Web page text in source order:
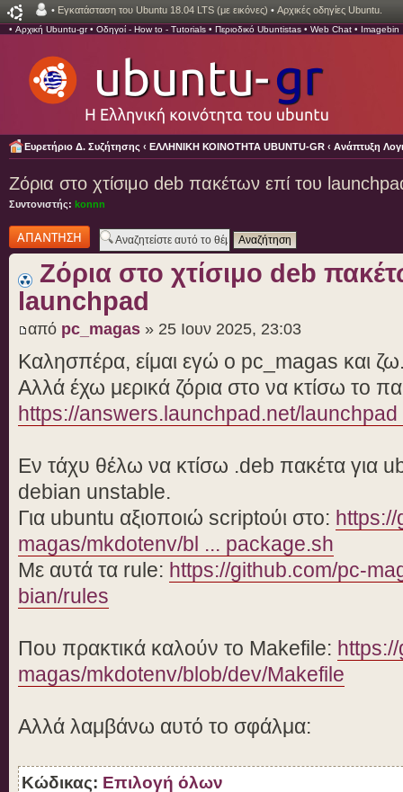
• Εγκατάσταση του Ubuntu 18.04 LTS (με εικόνες) • Αρχικές οδηγίες Ubuntu.
• Αρχική Ubuntu-gr• Οδηγοί - How to - Tutorials • Περιοδικό Ubuntistas • Web Chat • Imagebin
Ευρετήριο Δ. Συζήτησης ‹ ΕΛΛΗΝΙΚΗ ΚΟΙΝΟΤΗΤΑ UBUNTU-GR ‹ Ανάπτυξη
Ζόρια στο χτίσιμο deb πακέτων επί του
Συντονιστής: konnn
Δημιουργία
απάντησης
Ζόρια στο χτίσιμο deb
launchpad
από pc_magas » 25 Ιουν 2025, 23:03
Καλησπέρα, είμαι εγώ ο pc_magas και
Αλλά έχω μερικά ζόρια στο να κτίσω το
https://answers.launchpad.net/
Εν τάχυ θέλω να κτίσω .deb πακέτα για
debian unstable.
Για ubuntu αξιοποιώ scriptούι στο:
magas/mkdotenv/bl ... package.sh
Με αυτά τα rule: https://github.com/pc-
bian/rules
Που πρακτικά καλούν το Makefile:
magas/mkdotenv/blob/dev/Makefile
Αλλά λαμβάνω αυτό το σφάλμα:
Κώδικας: Επιλογή όλων